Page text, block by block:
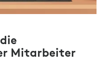
Mitarbeiter